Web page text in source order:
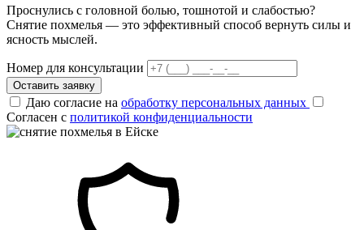
Проснулись с головной болью, тошнотой и слабостью?
Снятие похмелья — это эффективный способ вернуть силы и
ясность мыслей.
Номер для консультации
Оставить заявку
Даю согласие на обработку персональных данных
Согласен с политикой конфиденциальности